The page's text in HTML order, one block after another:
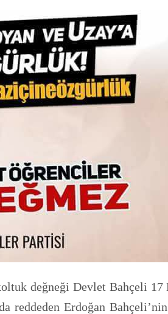
değneği Devlet Bahçeli
reddeden Erdoğan